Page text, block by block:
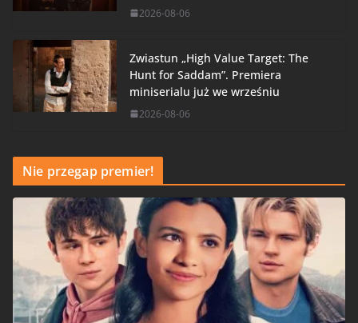
2026-08-06
Zwiastun „High Value Target: The
Hunt for Saddam”. Premiera
miniserialu już we wrześniu
2026-08-06
Nie przegap premier!